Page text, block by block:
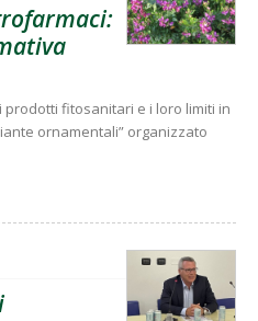
fitosanitari e i loro limiti in
ornamentali” organizzato